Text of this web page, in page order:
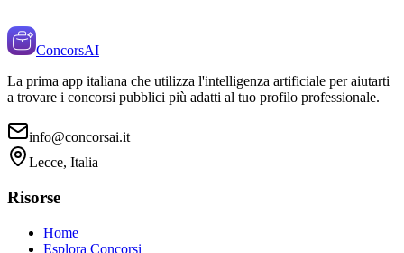
ConcorsAI
La prima app italiana che utilizza l'intelligenza artificiale per aiutarti
a trovare i concorsi pubblici più adatti al tuo profilo professionale.
info@concorsai.it
Lecce, Italia
Risorse
Home
Esplora Concorsi